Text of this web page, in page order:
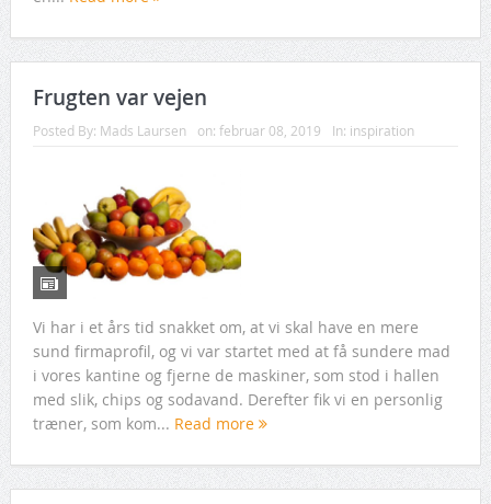
Frugten var vejen
Posted By: Mads Laursen on: februar 08, 2019 In: inspiration
Vi har i et års tid snakket om, at vi skal have en mere
sund firmaprofil, og vi var startet med at få sundere mad
i vores kantine og fjerne de maskiner, som stod i hallen
med slik, chips og sodavand. Derefter fik vi en personlig
træner, som kom... Read more